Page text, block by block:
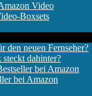
Video
Boxsets
den neuen Fernseher?
dahinter?
bei Amazon
bei Amazon